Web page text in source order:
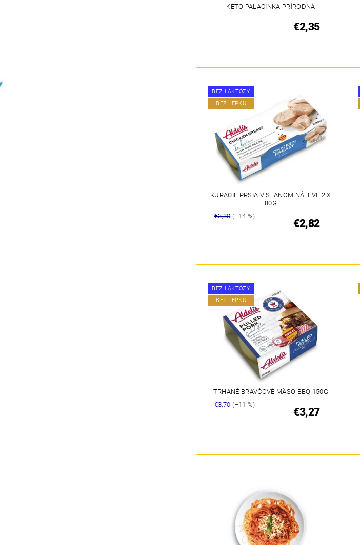
KETO PALACINKA PRÍRODNÁ
€2,35
BEZ LAKTÓZY
BEZ LEPKU
KURACIE PRSIA V SLANOM NÁLEVE 2 X
80G
€3,30(–14 %)
€2,82
BEZ LAKTÓZY
BEZ LEPKU
TRHANÉ BRAVČOVÉ MÄSO BBQ 150G
€3,70(–11 %)
€3,27